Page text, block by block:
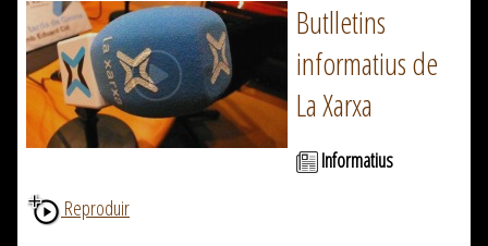
Butlletins
informatius de
La Xarxa
Informatius
Reproduir